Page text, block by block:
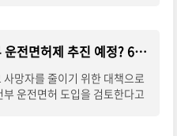
고령자 조건부 운전면허제 추진 예정? 65세이상
망자를 줄이기 위한 대책으로
부 운전면허 도입을 검토한다고